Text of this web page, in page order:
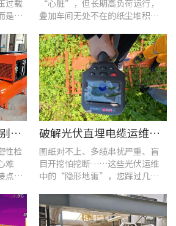
过载
是谐
致。
“心脏”，但长期高负荷运行，
叠加车间无处不在的纸尘堆积，
端隐性发热。
压缩机制造如何告别“气密性焦虑”?UT568F红外声热成像仪实战揭秘
性检
难
点众
比
破解光伏直埋电缆运维难题：UT689B智能管线探测仪实测纪实
图纸对不上、多缆串扰严重、盲
目开挖怕挖断……这些光伏运维
中的“隐形地雷”，您踩过几